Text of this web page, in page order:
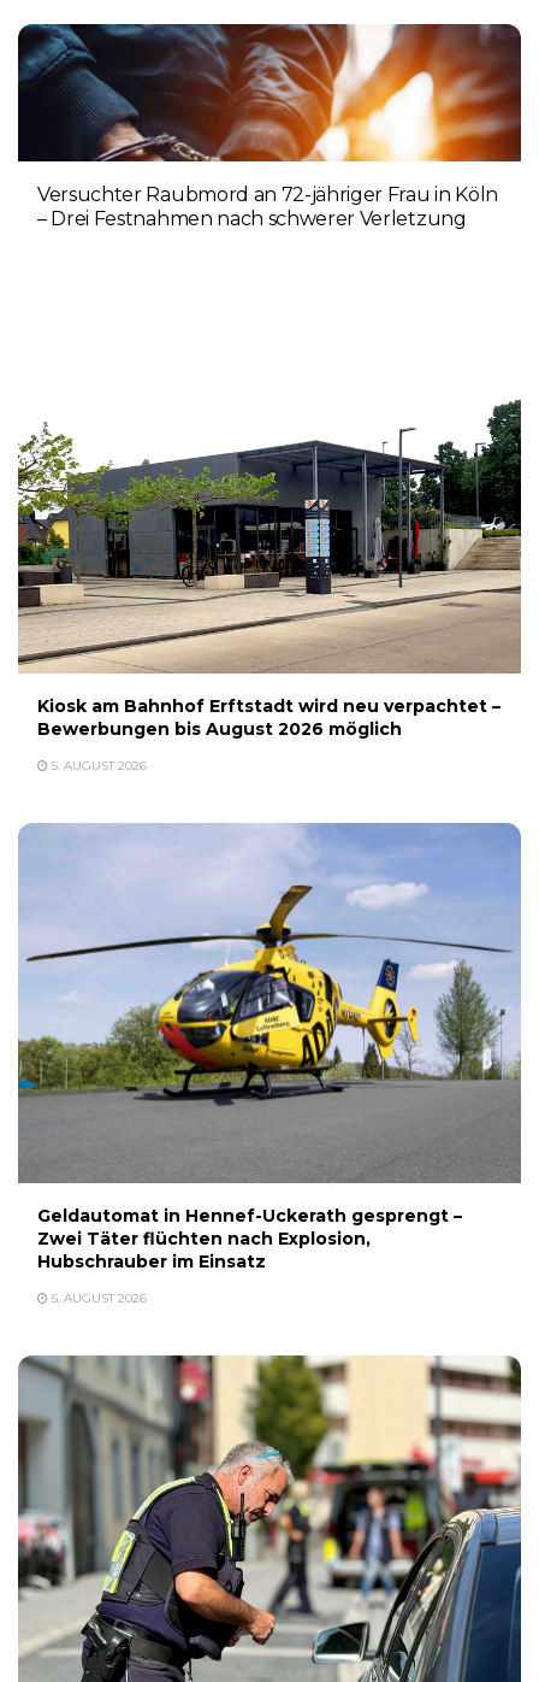
Versuchter Raubmord an 72-jähriger Frau in Köln
– Drei Festnahmen nach schwerer Verletzung
Kiosk am Bahnhof Erftstadt wird neu verpachtet –
Bewerbungen bis August 2026 möglich
5. AUGUST 2026
Geldautomat in Hennef-Uckerath gesprengt –
Zwei Täter flüchten nach Explosion,
Hubschrauber im Einsatz
5. AUGUST 2026